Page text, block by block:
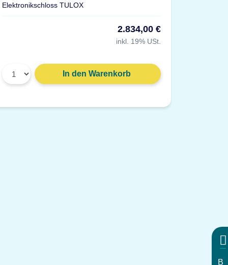
Material: Kunststoff, grau
Elektronikschloss TULOX
2.834,00 €
inkl. 19% USt.
In den Warenkorb